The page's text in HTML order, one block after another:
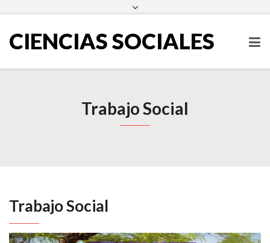
escueladecienciassociales@ues.edu.sv
CIENCIAS SOCIALES
Trabajo Social
Trabajo Social